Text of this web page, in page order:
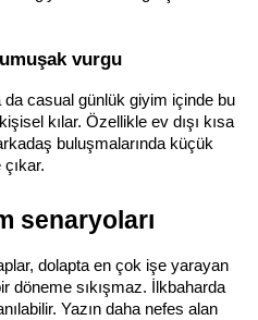
vurgu
da casual günlük giyim içinde bu
kılar. Özellikle ev dışı kısa
buluşmalarında küçük
senaryoları
dolapta en çok işe yarayan
döneme sıkışmaz. İlkbaharda
Yazın daha nefes alan